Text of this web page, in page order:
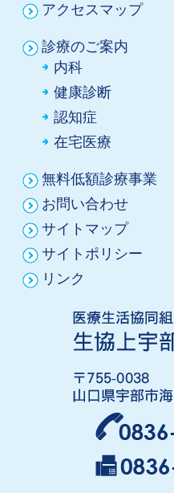
アクセスマップ
診療のご案内
内科
健康診断
認知症
在宅医療
無料低額診療事業
お問い合わせ
サイトマップ
サイトポリシー
リンク